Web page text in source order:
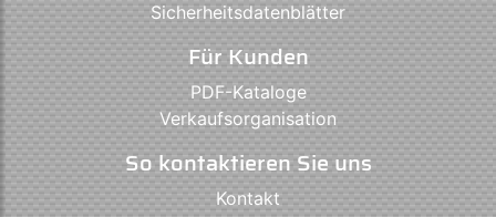
Sicherheitsdatenblätter
Für Kunden
PDF-Kataloge
Verkaufsorganisation
So kontaktieren Sie uns
Kontakt